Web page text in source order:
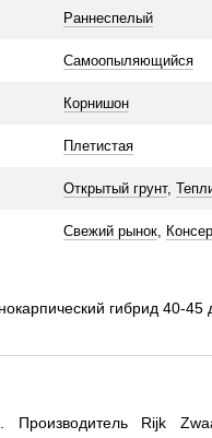
Раннеспелый
Самоопыляющийся
Корнишон
Плетистая
Открытый грунт,
Свежий рынок,
гибрид 40-
Rijk